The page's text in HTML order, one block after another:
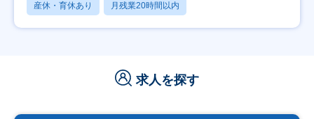
産休・育休あり 月残業20時間以内
求人を探す